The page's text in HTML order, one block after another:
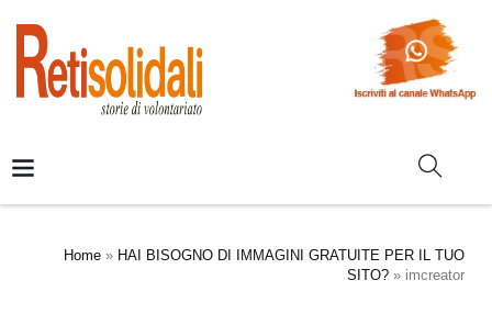
Home » HAI BISOGNO DI IMMAGINI GRATUITE PER IL TUO
SITO? » imcreator